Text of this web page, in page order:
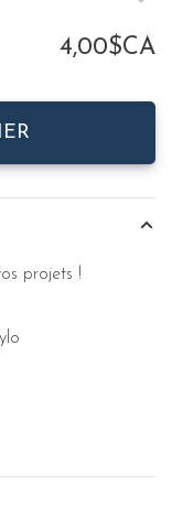
4,00$CA
projets !